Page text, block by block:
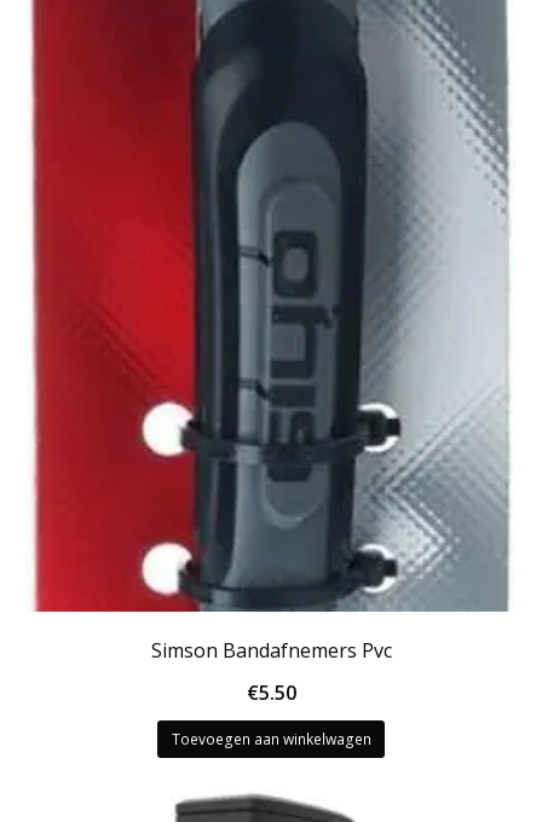
Simson Bandafnemers Pvc
€5.50
Toevoegen aan winkelwagen